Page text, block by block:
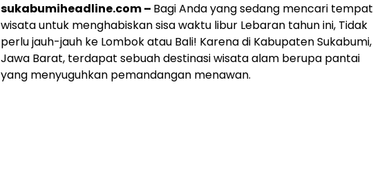
sukabumiheadline.com – Bagi Anda yang sedang mencari tempat
wisata untuk menghabiskan sisa waktu libur Lebaran tahun ini, Tidak
perlu jauh-jauh ke Lombok atau Bali! Karena di Kabupaten Sukabumi,
Jawa Barat, terdapat sebuah destinasi wisata alam berupa pantai
yang menyuguhkan pemandangan menawan.